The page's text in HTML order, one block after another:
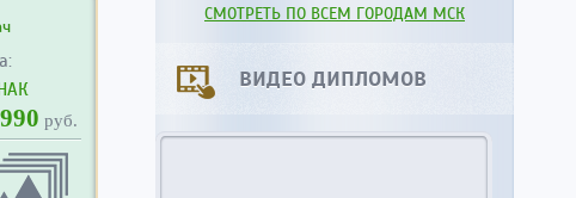
руб.
СМОТРЕТЬ ПО ВСЕМ ГОРОДАМ МСК
ВИДЕО ДИПЛОМОВ